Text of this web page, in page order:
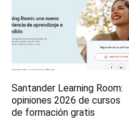
Santander Learning Room:
opiniones 2026 de cursos
de formación gratis